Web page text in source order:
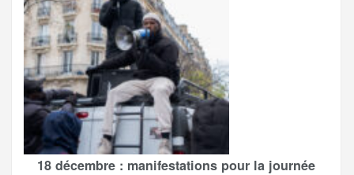
18 décembre : manifestations pour la journée